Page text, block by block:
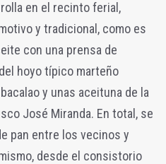
en el recinto ferial,
y tradicional, como es
con una prensa de
hoyo típico marteño
y unas aceituna de la
José Miranda. En total, se
pan entre los vecinos y
desde el consistorio